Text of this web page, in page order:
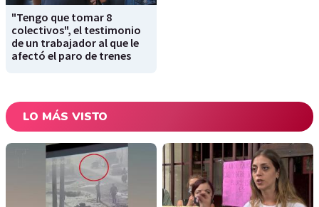
"Tengo que tomar 8
colectivos", el testimonio
de un trabajador al que le
afectó el paro de trenes
LO MÁS VISTO